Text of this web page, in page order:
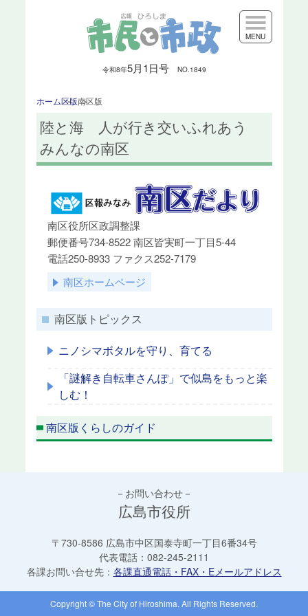
令和8年5月1日号 NO.1849
MENU
ホーム区版南区版
陸と海 人が行き交いふれあう
みんなの南区
南区役所区政調整課
郵便番号734-8522 南区皆実町一丁目5-44
電話250-8933 ファクス252-7179
南区ホームページ
南区版トピックス
ニノシマボタルを守り、育てる
「謎解き自転車さんぽ」で似島をもっと楽
しむ！
南区版くらしのガイド
－お問い合わせ－
広島市役所
〒730-8586 広島市中区国泰寺町一丁目6番34号
代表電話： 082-245-2111
各課お問い合せ先： 各課直通電話・FAX・Eメールアドレス
Copyright © The City of Hiroshima. All Rights Reserved.